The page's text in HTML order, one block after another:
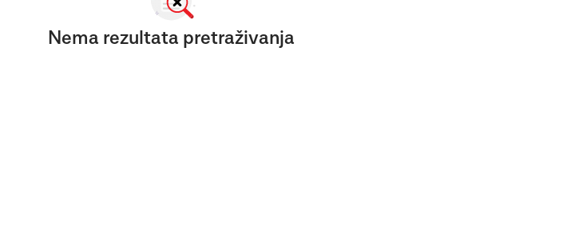
Nema rezultata pretraživanja